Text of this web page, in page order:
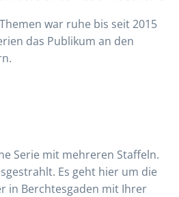
war ruhe bis seit 2015
das Publikum an den
Serie mit mehreren Staffeln.
Es geht hier um die
in Berchtesgaden mit Ihrer